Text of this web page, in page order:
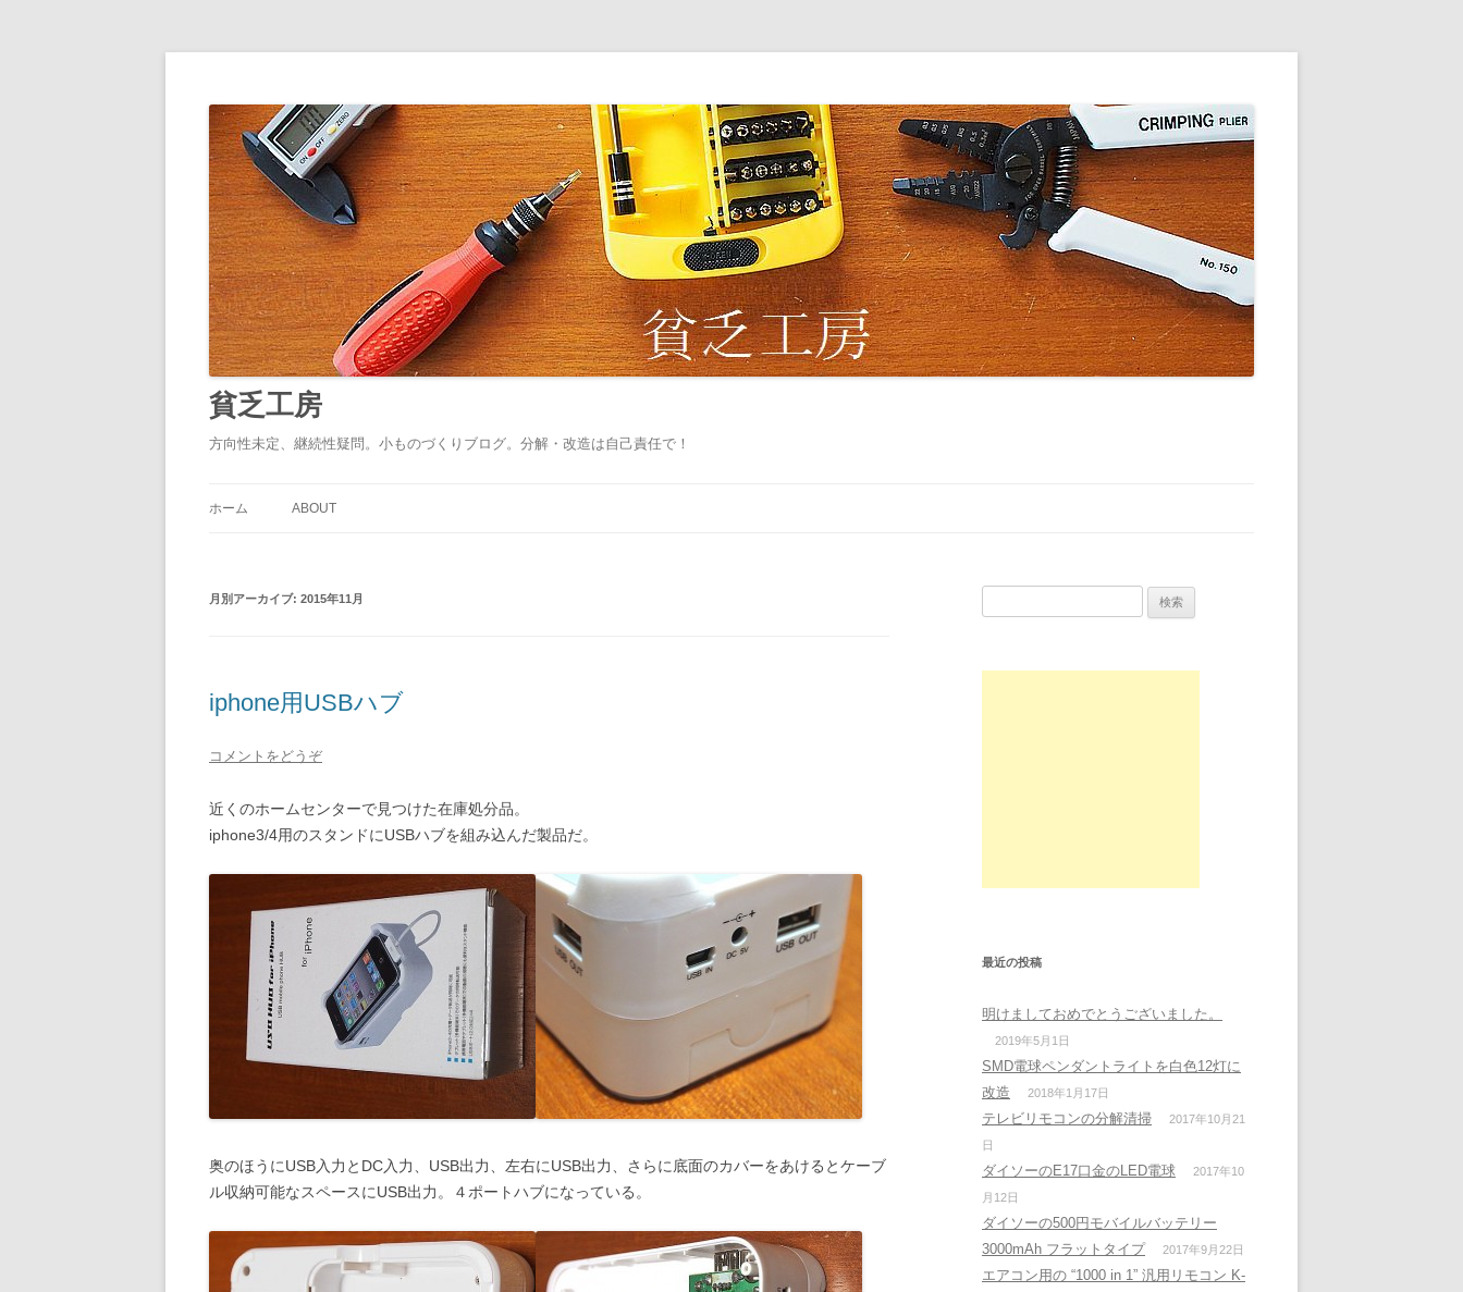
貧乏工房
方向性未定、継続性疑問。小ものづくりブログ。分解・改造は自己責任で！
ホーム ABOUT
月別アーカイブ: 2015年11月
iphone用USBハブ
コメントをどうぞ
近くのホームセンターで見つけた在庫処分品。
iphone3/4用のスタンドにUSBハブを組み込んだ製品だ。
奥のほうにUSB入力とDC入力、USB出力、左右にUSB出力、さらに底面のカバーをあけるとケーブ
ル収納可能なスペースにUSB出力。４ポートハブになっている。
最近の投稿
明けましておめでとうございました。
2019年5月1日
SMD電球ペンダントライトを白色12灯に
改造
2018年1月17日
テレビリモコンの分解清掃
2017年10月21
日
ダイソーのE17口金のLED電球
2017年10
月12日
ダイソーの500円モバイルバッテリー
3000mAh フラットタイプ
2017年9月22日
エアコン用の “1000 in 1” 汎用リモコン K-